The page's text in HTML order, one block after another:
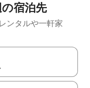
宿⁠泊⁠先
ン⁠タ⁠ルや一⁠軒⁠家
キーを使って移動するか